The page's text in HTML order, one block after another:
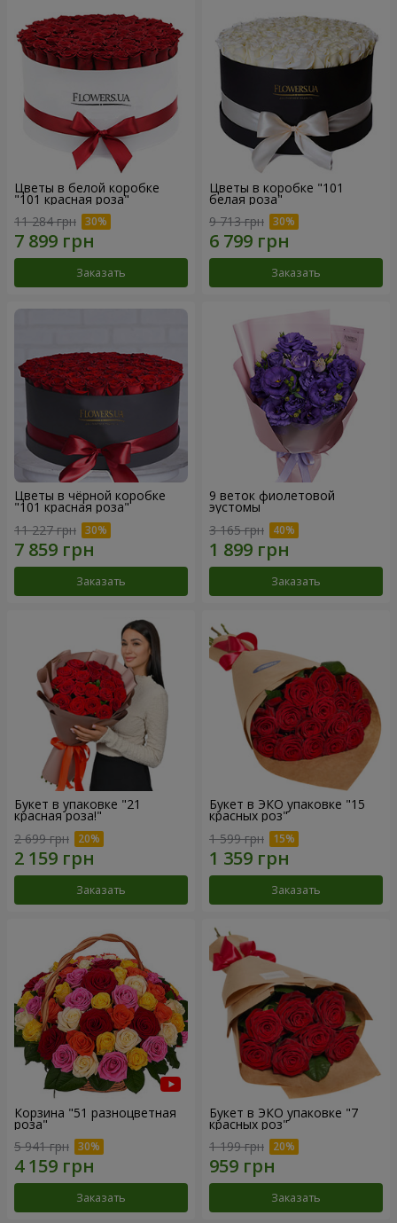
Цветы в белой коробке
"101 красная роза"
11 284 грн
Заказать
Цветы в коробке "101
белая роза"
9 713 грн
Заказать
Цветы в чёрной коробке
"101 красная роза"
11 227 грн
Заказать
9 веток фиолетовой
эустомы
3 165 грн
Заказать
Букет в упаковке "21
красная роза!"
2 699 грн
Заказать
Букет в ЭКО упаковке "15
красных роз"
1 599 грн
Заказать
Корзина "51 разноцветная
роза"
5 941 грн
Заказать
Букет в ЭКО упаковке "7
красных роз"
1 199 грн
Заказать